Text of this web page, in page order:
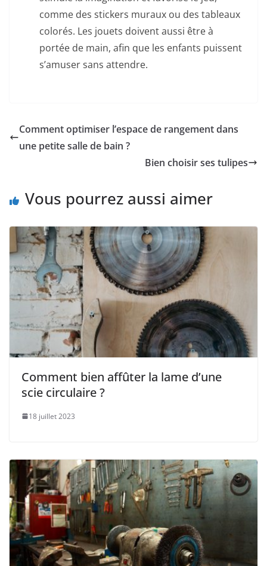
comme des stickers muraux ou des tableaux
colorés. Les jouets doivent aussi être à
portée de main, afin que les enfants puissent
s’amuser sans attendre.
Comment optimiser l’espace de rangement dans
une petite salle de bain ?
Bien choisir ses tulipes
Vous pourrez aussi aimer
Comment bien affûter la lame d’une
scie circulaire ?
18 juillet 2023